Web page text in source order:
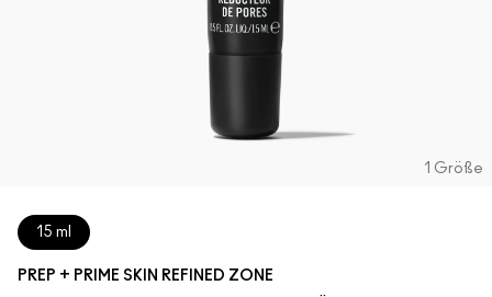
1 Größe
15 ml
PREP + PRIME SKIN REFINED ZONE